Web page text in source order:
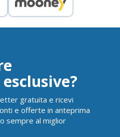
gratuita e ricevi
e offerte in anteprima
sempre al miglior